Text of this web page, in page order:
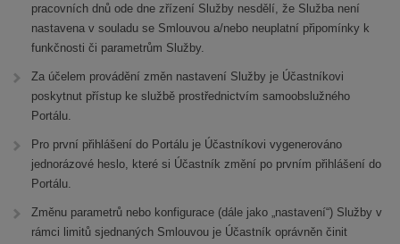
pracovních dnů ode dne zřízení Služby nesdělí, že Služba není
nastavena v souladu se Smlouvou a/nebo neuplatní připomínky k
funkčnosti či parametrům Služby.
Za účelem provádění změn nastavení Služby je Účastníkovi
poskytnut přístup ke službě prostřednictvím samoobslužného
Portálu.
Pro první přihlášení do Portálu je Účastníkovi vygenerováno
jednorázové heslo, které si Účastník změní po prvním přihlášení do
Portálu.
Změnu parametrů nebo konfigurace (dále jako „nastavení“) Služby v
rámci limitů sjednaných Smlouvou je Účastník oprávněn činit